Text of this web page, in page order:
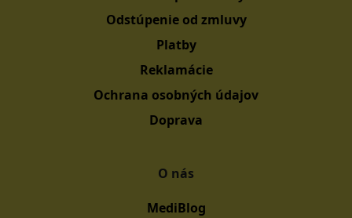
Odstúpenie od zmluvy
Platby
Reklamácie
Ochrana osobných údajov
Doprava
O nás
MediBlog